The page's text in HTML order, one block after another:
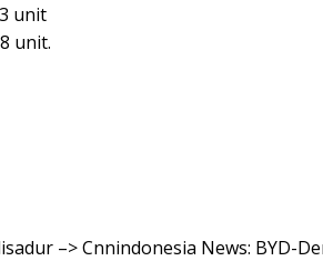
unit
unit.
–> Cnnindonesia News: BYD-